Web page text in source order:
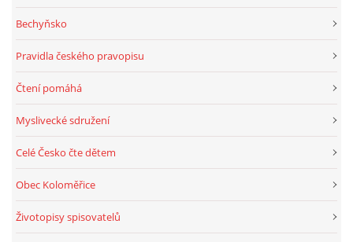
Bechyňsko
Pravidla českého pravopisu
Čtení pomáhá
Myslivecké sdružení
Celé Česko čte dětem
Obec Koloměřice
Životopisy spisovatelů